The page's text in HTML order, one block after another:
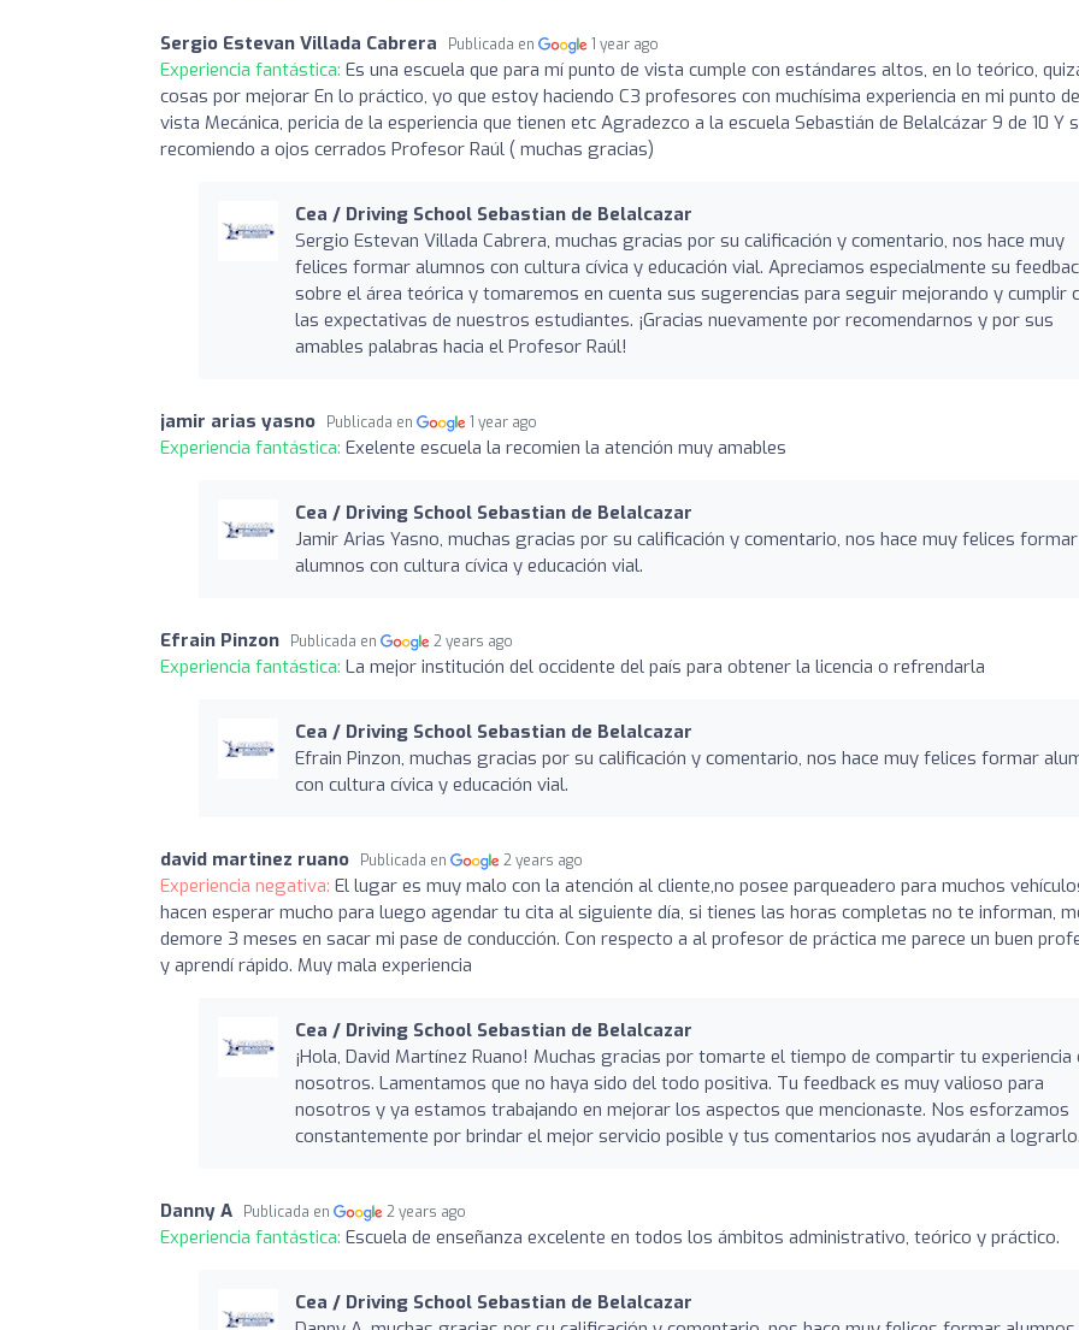
Sergio Estevan Villada Cabrera Publicada en 1 year ago
Experiencia fantástica: Es una escuela que para mí punto de vista cumple con estándares altos, en lo teórico,
cosas por mejorar En lo práctico, yo que estoy haciendo C3 profesores con muchísima experiencia en mi punto de
vista Mecánica, pericia de la esperiencia que tienen etc Agradezco a la escuela Sebastián de Belalcázar 9 de 10 Y
recomiendo a ojos cerrados Profesor Raúl ( muchas gracias)
Cea / Driving School Sebastian de Belalcazar
Sergio Estevan Villada Cabrera, muchas gracias por su calificación y comentario, nos hace muy
felices formar alumnos con cultura cívica y educación vial. Apreciamos especialmente su
sobre el área teórica y tomaremos en cuenta sus sugerencias para seguir mejorando y cumplir
las expectativas de nuestros estudiantes. ¡Gracias nuevamente por recomendarnos y por sus
amables palabras hacia el Profesor Raúl!
jamir arias yasno Publicada en 1 year ago
Experiencia fantástica: Exelente escuela la recomien la atención muy amables
Cea / Driving School Sebastian de Belalcazar
Jamir Arias Yasno, muchas gracias por su calificación y comentario, nos hace muy felices formar
alumnos con cultura cívica y educación vial.
Efrain Pinzon Publicada en 2 years ago
Experiencia fantástica: La mejor institución del occidente del país para obtener la licencia o refrendarla
Cea / Driving School Sebastian de Belalcazar
Efrain Pinzon, muchas gracias por su calificación y comentario, nos hace muy felices formar
con cultura cívica y educación vial.
david martinez ruano Publicada en 2 years ago
Experiencia negativa: El lugar es muy malo con la atención al cliente,no posee parqueadero para muchos
hacen esperar mucho para luego agendar tu cita al siguiente día, si tienes las horas completas no te informan,
demore 3 meses en sacar mi pase de conducción. Con respecto a al profesor de práctica me parece un buen
y aprendí rápido. Muy mala experiencia
Cea / Driving School Sebastian de Belalcazar
¡Hola, David Martínez Ruano! Muchas gracias por tomarte el tiempo de compartir tu experiencia
nosotros. Lamentamos que no haya sido del todo positiva. Tu feedback es muy valioso para
nosotros y ya estamos trabajando en mejorar los aspectos que mencionaste. Nos esforzamos
constantemente por brindar el mejor servicio posible y tus comentarios nos ayudarán a lograrlo.
Danny A Publicada en 2 years ago
Experiencia fantástica: Escuela de enseñanza excelente en todos los ámbitos administrativo, teórico y práctico.
Cea / Driving School Sebastian de Belalcazar